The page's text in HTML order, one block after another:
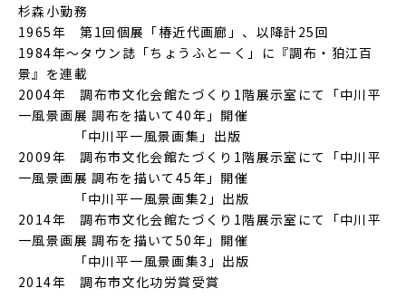
杉森小勤務
1965年 第1回個展「椿近代画廊」、以降計25回
1984年～タウン誌「ちょうふとーく」に『調布・狛江百
景』を連載
2004年 調布市文化会館たづくり1階展示室にて「中川平
一風景画展 調布を描いて40年」開催
「中川平一風景画集」出版
2009年 調布市文化会館たづくり1階展示室にて「中川平
一風景画展 調布を描いて45年」開催
「中川平一風景画集2」出版
2014年 調布市文化会館たづくり1階展示室にて「中川平
一風景画展 調布を描いて50年」開催
「中川平一風景画集3」出版
2014年 調布市文化功労賞受賞